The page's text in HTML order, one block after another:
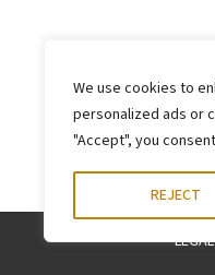
We use cookies to
personalized ads or
"Accept", you
REJECT